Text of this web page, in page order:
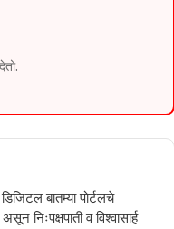
बातम्या पोर्टलचे
निःपक्षपाती व विश्वासार्ह